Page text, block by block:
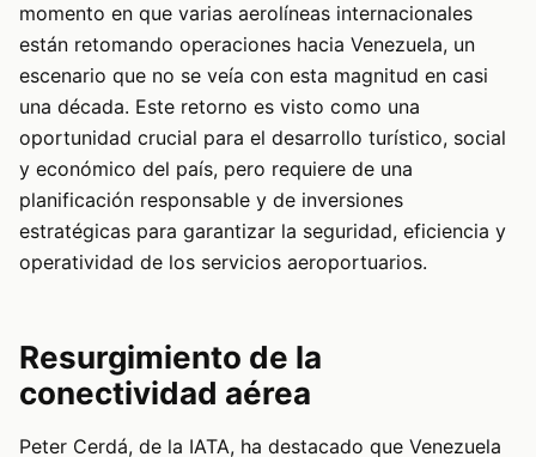
momento en que varias aerolíneas internacionales
están retomando operaciones hacia Venezuela, un
escenario que no se veía con esta magnitud en casi
una década. Este retorno es visto como una
oportunidad crucial para el desarrollo turístico, social
y económico del país, pero requiere de una
planificación responsable y de inversiones
estratégicas para garantizar la seguridad, eficiencia y
operatividad de los servicios aeroportuarios.
Resurgimiento de la
conectividad aérea
Peter Cerdá, de la IATA, ha destacado que Venezuela